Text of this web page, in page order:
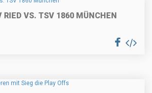
RIED VS. TSV 1860 MÜNCHEN